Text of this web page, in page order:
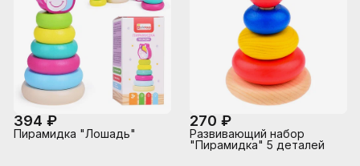
394 ₽
Пирамидка "Лошадь"
270 ₽
Развивающий набор
"Пирамидка" 5 деталей